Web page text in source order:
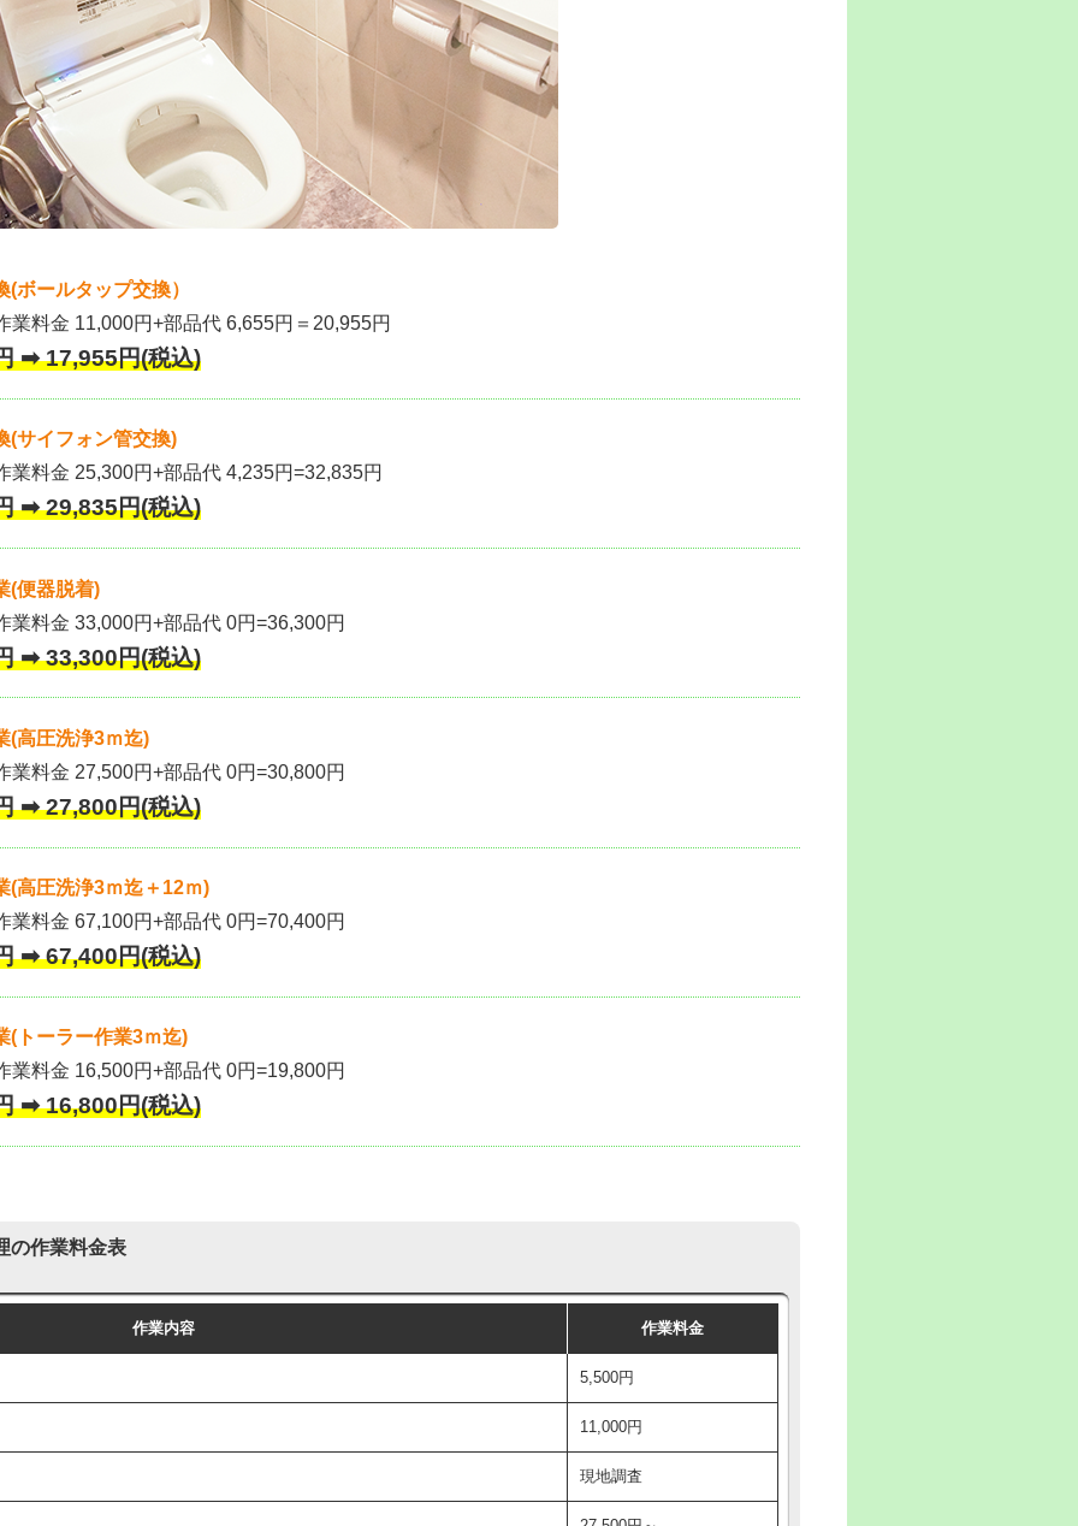
ボールタップ交換）
業料金 11,000円+部品代 6,655円＝20,955円
➡ 17,955円(税込)
(サイフォン管交換)
業料金 25,300円+部品代 4,235円=32,835円
➡ 29,835円(税込)
(便器脱着)
業料金 33,000円+部品代 0円=36,300円
➡ 33,300円(税込)
(高圧洗浄3ｍ迄)
業料金 27,500円+部品代 0円=30,800円
➡ 27,800円(税込)
(高圧洗浄3ｍ迄＋12ｍ)
業料金 67,100円+部品代 0円=70,400円
➡ 67,400円(税込)
(トーラー作業3ｍ迄)
業料金 16,500円+部品代 0円=19,800円
➡ 16,800円(税込)
の作業料金表
作業内容 作業料金
5,500円
11,000円
現地調査